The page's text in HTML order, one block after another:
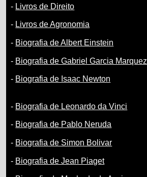
- Livros de Direito
- Livros de Agronomia
- Biografia de Albert Einstein
- Biografia de Gabriel Garcia Marquez
- Biografia de Isaac Newton
- Biografia de Leonardo da Vinci
- Biografia de Pablo Neruda
- Biografia de Simon Bolivar
- Biografia de Jean Piaget